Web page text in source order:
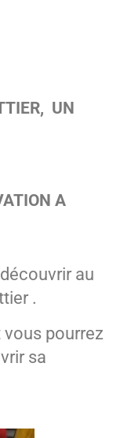
UN
A
au
.
vous pourrez
sa